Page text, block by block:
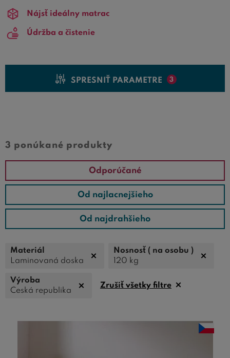
Nájsť ideálny matrac
Údržba a čistenie
SPRESNIŤ PARAMETRE 3
3 ponúkané produkty
Odporúčané
Od najlacnejšieho
Od najdrahšieho
Materiál
Laminovaná doska
Nosnosť ( na osobu )
120 kg
Výroba
Česká republika
Zrušiť všetky filtre